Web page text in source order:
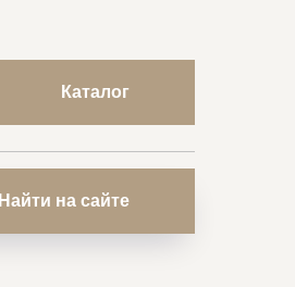
Каталог
Найти на сайте